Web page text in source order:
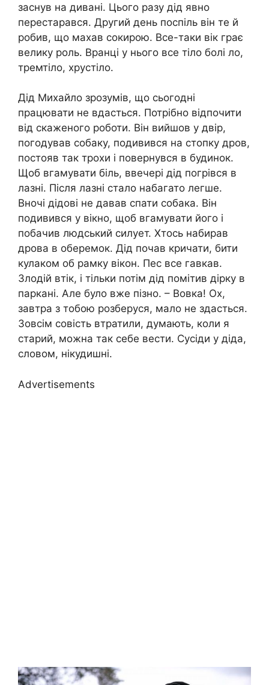
заснув на дивані. Цього разу дід явно
перестарався. Другий день поспіль він те й
робив, що махав сокирою. Все-таки вік грає
велику роль. Вранці у нього все тіло болі ло,
тремтіло, хрустіло.
Дід Михайло зрозумів, що сьогодні
працювати не вдасться. Потрібно відпочити
від скаженого роботи. Він вийшов у двір,
погодував собаку, подивився на стопку дров,
постояв так трохи і повернувся в будинок.
Щоб вгамувати біль, ввечері дід погрівся в
лазні. Після лазні стало набагато легше.
Вночі дідові не давав спати собака. Він
подивився у вікно, щоб вгамувати його і
побачив людський силует. Хтось набирав
дрова в оберемок. Дід почав кричати, бити
кулаком об рамку вікон. Пес все гавкав.
Злодій втік, і тільки потім дід помітив дірку в
паркані. Але було вже пізно. – Вовка! Ох,
завтра з тобою розберуся, мало не здасться.
Зовсім совість втратили, думають, коли я
старий, можна так себе вести. Сусіди у діда,
словом, нікудишні.
Advertisements